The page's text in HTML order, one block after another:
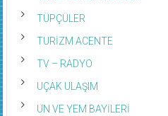
TÜPÇÜLER
TURİZM ACENTE
TV – RADYO
UÇAK ULAŞIM
UN VE YEM BAYİLERİ